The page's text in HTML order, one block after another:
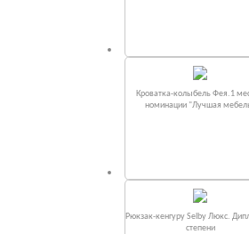
Кроватка-колыбель Фея.1
номинации "Лучшая
Рюкзак-кенгуру Selby Люкс.
степени